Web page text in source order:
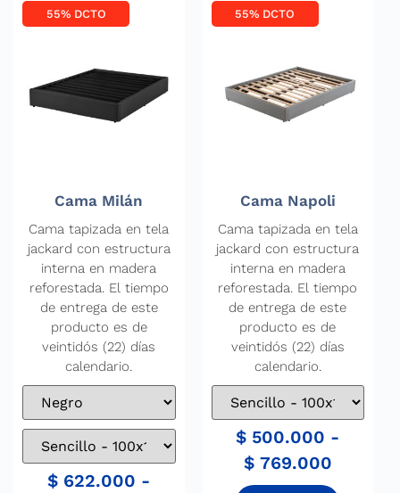
55% DCTO
Cama Milán
Cama tapizada en tela
jackard con estructura
interna en madera
reforestada. El tiempo
de entrega de este
producto es de
veintidós (22) días
calendario.
$ 622.000 -
55% DCTO
Cama Napoli
Cama tapizada en tela
jackard con estructura
interna en madera
reforestada. El tiempo
de entrega de este
producto es de
veintidós (22) días
calendario.
$ 500.000 -
$769.000